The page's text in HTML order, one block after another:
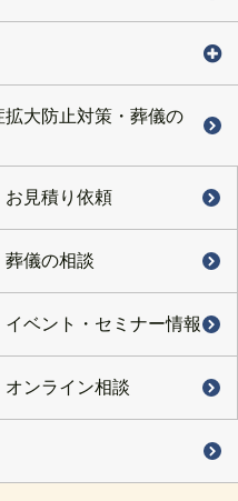
大防止対策・葬儀の
お見積り依頼
葬儀の相談
イベント・ セミナー情報
オンライン相談